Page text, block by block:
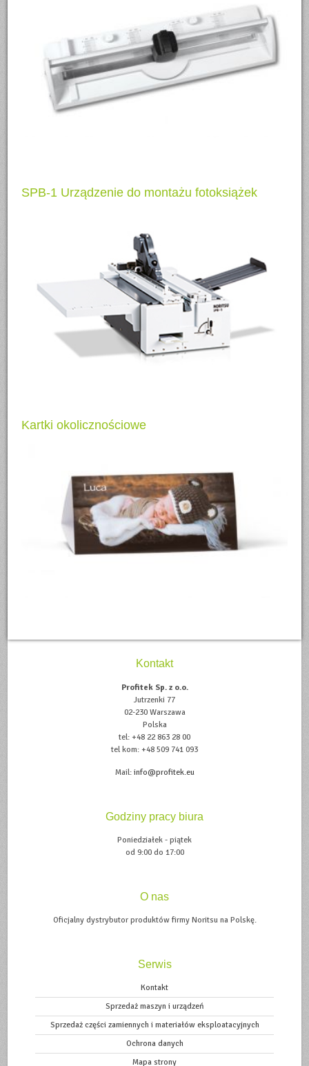
SPB-1 Urządzenie do montażu fotoksiążek
Kartki okolicznościowe
Kontakt
Profitek Sp. z o.o.
Jutrzenki 77
02-230 Warszawa
Polska
tel: +48 22 863 28 00
tel kom: +48 509 741 093
Mail: info@profitek.eu
Godziny pracy biura
Poniedziałek - piątek
od 9:00 do 17:00
O nas
Oficjalny dystrybutor produktów firmy Noritsu na Polskę.
Serwis
Kontakt
Sprzedaż maszyn i urządzeń
Sprzedaż części zamiennych i materiałów eksploatacyjnych
Ochrona danych
Mapa strony